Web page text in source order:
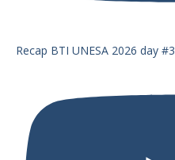
Recap BTI UNESA 2026 day #3